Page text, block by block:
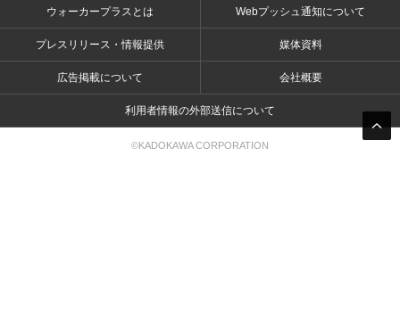
ウォーカープラスとは Webプッシュ通知について
プレスリリース・情報提供 媒体資料
広告掲載について 会社概要
利用者情報の外部送信について
©KADOKAWA CORPORATION